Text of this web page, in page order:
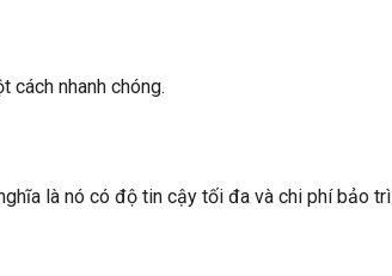
cách nhanh chóng.
là nó có độ tin cậy tối đa và chi phí bảo trì